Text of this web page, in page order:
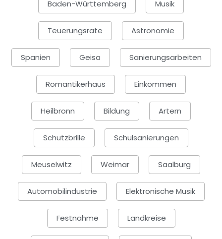
Baden-Württemberg Musik
Teuerungsrate Astronomie
Spanien Geisa Sanierungsarbeiten
Romantikerhaus Einkommen
Heilbronn Bildung Artern
Schutzbrille Schulsanierungen
Meuselwitz Weimar Saalburg
Automobilindustrie Elektronische Musik
Festnahme Landkreise